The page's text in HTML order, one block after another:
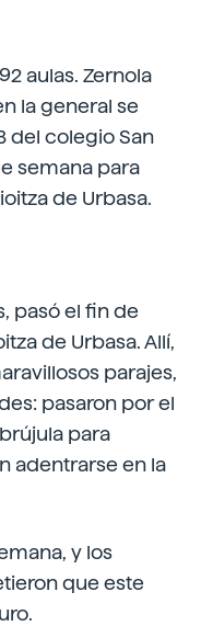
aulas. Zernola
la general se
del colegio San
semana para
de Urbasa.
pasó el fin de
de Urbasa. Allí,
parajes,
pasaron por el
para
adentrarse en la
y los
que este